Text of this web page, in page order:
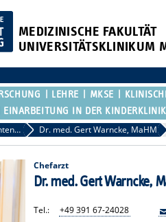
MEDIZINISCHE FAKULTÄT
UNIVERSITÄTSKLINIKUM
LEHRE MKSE
EINARBEITUNG IN DER KINDERKLINIK
Sektion Kinderintensivmedizin Dr. med. Gert Warncke, MaHM
Chefarzt
Dr. med. Gert Warncke,
Tel.: +49 391 67-24028